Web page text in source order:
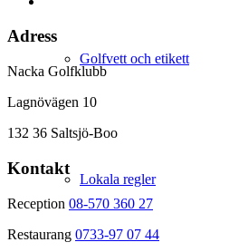
Golfvett och etikett
Lokala regler
Adress
Nacka Golfklubb
Lagnövägen 10
132 36 Saltsjö-Boo
Kontakt
Reception 08-570 360 27
Restaurang 0733-97 07 44